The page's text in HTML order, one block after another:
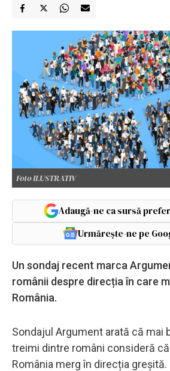
Foto ILUSTRATIV
Adaugă-ne ca sursă
Urmărește-ne pe
Un sondaj recent marca
românii despre direcția în care
România.
Sondajul Argument arată că mai
treimi dintre români consideră
România merg în direcția greșită.